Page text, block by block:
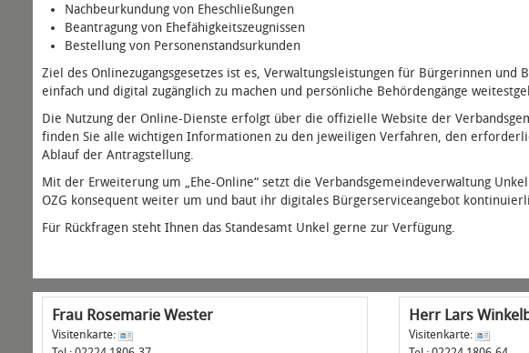
Nachbeurkundung von Eheschließungen
Beantragung von Ehefähigkeitszeugnissen
Bestellung von Personenstandsurkunden
Ziel des Onlinezugangsgesetzes ist es, Verwaltungsleistungen für Bürgerinnen und
einfach und digital zugänglich zu machen und persönliche Behördengänge
Die Nutzung der Online-Dienste erfolgt über die offizielle Website der
finden Sie alle wichtigen Informationen zu den jeweiligen Verfahren, den
Ablauf der Antragstellung.
Mit der Erweiterung um „Ehe-Online“ setzt die Verbandsgemeindeverwaltung
OZG konsequent weiter um und baut ihr digitales Bürgerserviceangebot
Für Rückfragen steht Ihnen das Standesamt Unkel gerne zur Verfügung.
Frau Rosemarie Wester
Visitenkarte:
Herr Lars
Visitenkarte: